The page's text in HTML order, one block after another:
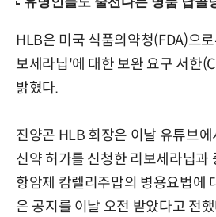
HLB은 미국 식품의약청(FDA)으
보세라닙'에 대한 보완 요구 서한
밝혔다.
진양곤 HLB 회장은 이날 유튜브
신약 허가를 신청한 리보세라닙과
항암제 캄렐리주맙의 병용요법에
은 공지를 이날 오전 받았다고 전